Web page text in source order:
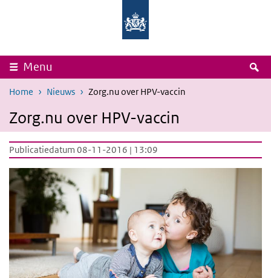
Overslaan en naar de inhoud gaan
Menu
Home Nieuws Zorg.nu over HPV-vaccin
Zorg.nu over HPV-vaccin
Publicatiedatum 08-11-2016 | 13:09